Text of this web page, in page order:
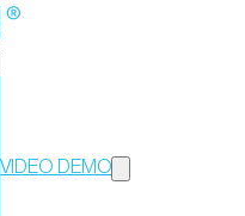
StreamMind
VIDEO DEMO